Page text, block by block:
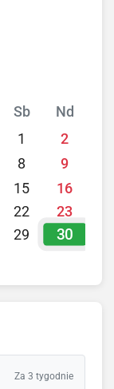
Sb
Nd
1
2
8
9
15
16
22
23
29 30
Za 3 tygodnie